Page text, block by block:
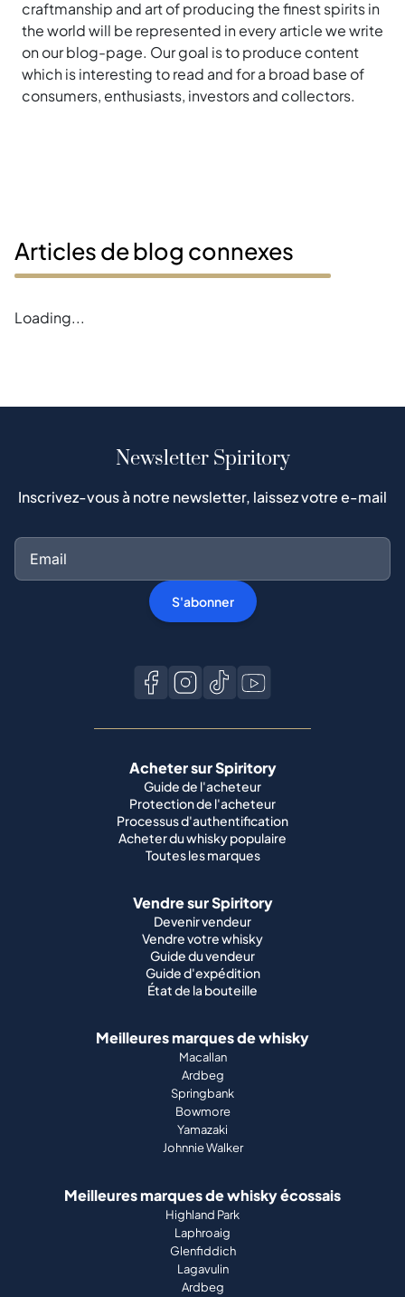
craftmanship and art of producing the finest spirits in
the world will be represented in every article we write
on our blog-page. Our goal is to produce content
which is interesting to read and for a broad base of
consumers, enthusiasts, investors and collectors.
Articles de blog connexes
Loading...
Newsletter Spiritory
Inscrivez-vous à notre newsletter, laissez votre e-mail
S'abonner
Acheter sur Spiritory
Guide de l'acheteur
Protection de l'acheteur
Processus d'authentification
Acheter du whisky populaire
Toutes les marques
Vendre sur Spiritory
Devenir vendeur
Vendre votre whisky
Guide du vendeur
Guide d'expédition
État de la bouteille
Meilleures marques de whisky
Macallan
Ardbeg
Springbank
Bowmore
Yamazaki
Johnnie Walker
Meilleures marques de whisky écossais
Highland Park
Laphroaig
Glenfiddich
Lagavulin
Ardbeg